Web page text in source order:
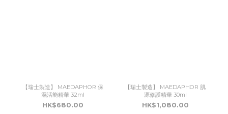
【瑞士製造】 MAEDAPHOR 保
濕活能精華 32ml
HK$680.00
【瑞士製造】 MAEDAPHOR 肌
源修護精華 30ml
HK$1,080.00